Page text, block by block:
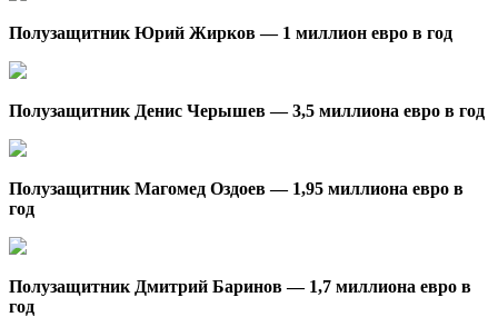
Полузащитник Юрий Жирков — 1 миллион евро в год
Полузащитник Денис Черышев — 3,5 миллиона евро в год
Полузащитник Магомед Оздоев — 1,95 миллиона евро в
год
Полузащитник Дмитрий Баринов — 1,7 миллиона евро в
год